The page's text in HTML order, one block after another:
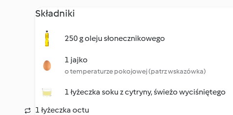
Składniki
250 g oleju słonecznikowego
1 jajko
o temperaturze pokojowej (patrz wskazówka)
1 łyżeczka soku z cytryny, świeżo wyciśniętego
1 łyżeczka octu